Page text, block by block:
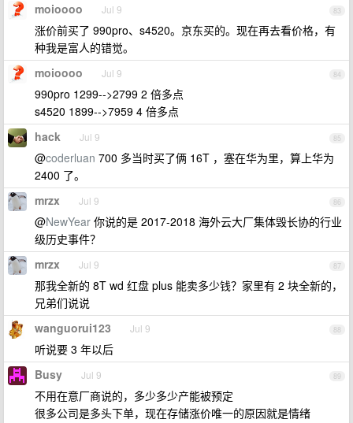
83
moioooo Jul 9
涨价前买了 990pro、s4520。京东买的。现在再去看价格，有
种我是富人的错觉。
84
moioooo Jul 9
990pro 1299-->2799 2 倍多点
s4520 1899-->7959 4 倍多点
85
hack Jul 9
@coderluan 700 多当时买了俩 16T ，塞在华为里，算上华为
2400 了。
86
mrzx Jul 9
@NewYear 你说的是 2017-2018 海外云大厂集体毁长协的行业
级历史事件？
87
mrzx Jul 9
那我全新的 8T wd 红盘 plus 能卖多少钱？家里有 2 块全新的，
兄弟们说说
88
wanguorui123 Jul 9
听说要 3 年以后
89
Busy Jul 9
不用在意厂商说的，多少多少产能被预定
很多公司是多头下单，现在存储涨价唯一的原因就是情绪